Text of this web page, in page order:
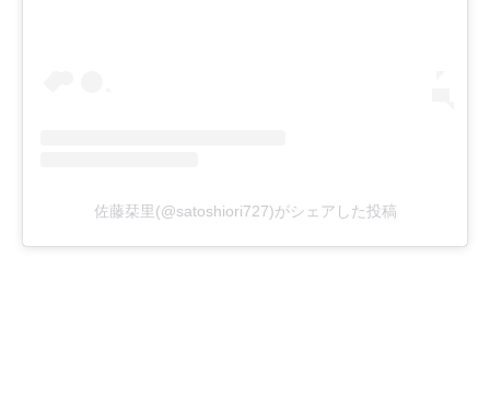
佐藤栞里(@satoshiori727)がシェアした投稿